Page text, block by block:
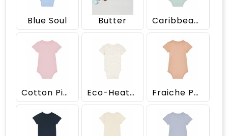
Blue Soul Butter Caribbean Blue
Cotton Pink Eco-Heather Fraiche Peche